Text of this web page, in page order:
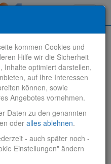
finden
kommen Cookies und
Hilfe wir die Sicherheit
Inhalte optimiert darstellen,
auf Ihre Interessen
können, sowie
Angebotes vornehmen.
Daten zu den genannten
oder alles ablehnen.
- auch später noch -
Einstellungen" ändern